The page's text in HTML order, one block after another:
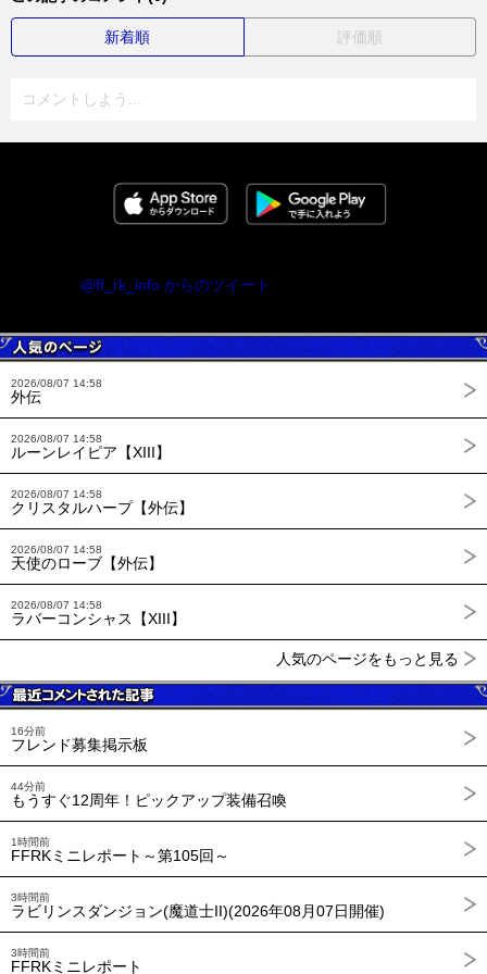
新着順 評価順
コメントしよう...
@ff_rk_info からのツイート
2026/08/07 14:58
外伝
2026/08/07 14:58
ルーンレイピア【XIII】
2026/08/07 14:58
クリスタルハープ【外伝】
2026/08/07 14:58
天使のローブ【外伝】
2026/08/07 14:58
ラバーコンシャス【XIII】
人気のページをもっと見る
16分前
フレンド募集掲示板
44分前
もうすぐ12周年！ピックアップ装備召喚
1時間前
FFRKミニレポート～第105回～
3時間前
ラビリンスダンジョン(魔道士II)(2026年08月07日開催)
3時間前
FFRKミニレポート